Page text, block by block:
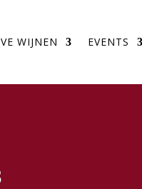
WIJNEN EVENTS